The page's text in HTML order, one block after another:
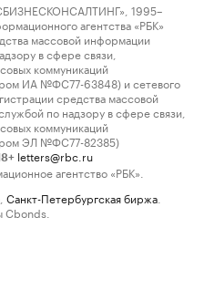
1995–
агентства «РБК»
массовой информации
в сфере связи,
коммуникаций
ИА №ФС77-63848) и сетевого
средства массовой
по надзору в сфере связи,
коммуникаций
ЭЛ №ФС77-82385)
letters@rbc.ru
агентство «РБК».
Санкт-Петербургская биржа
Cbonds.